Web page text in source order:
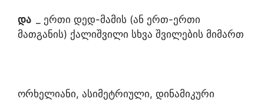
და
_ ერთი დედ-მამის (ან ერთ-ერთი
მათგანის) ქალიშვილი სხვა შვილების მიმართ
ორხელიანი, ასიმეტრიული, დინამიკური